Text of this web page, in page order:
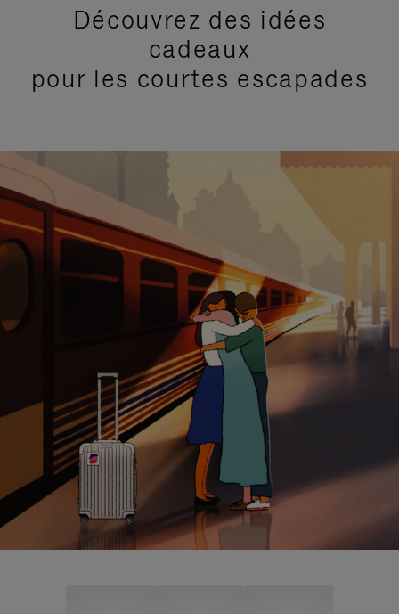
Découvrez des idées
cadeaux
pour les courtes escapades